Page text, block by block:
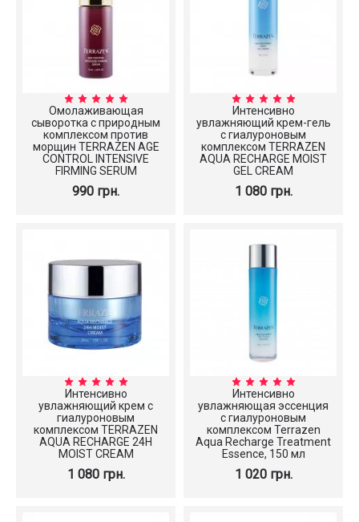
Омолаживающая
сыворотка с природным
комплексом против
морщин ТERRAZEN AGE
CONTROL INTENSIVE
FIRMING SERUM
990 грн.
Интенсивно
увлажняющий крем-гель
с гиалуроновым
комплексом TERRAZEN
AQUA RECHARGE MOIST
GEL CREAM
1 080 грн.
Интенсивно
увлажняющий крем с
гиалуроновым
комплексом TERRAZEN
AQUA RECHARGE 24H
MOIST CREAM
1 080 грн.
Интенсивно
увлажняющая эссенция
с гиалуроновым
комплексом Terrazen
Aqua Recharge Treatment
Essence, 150 мл
1 020 грн.